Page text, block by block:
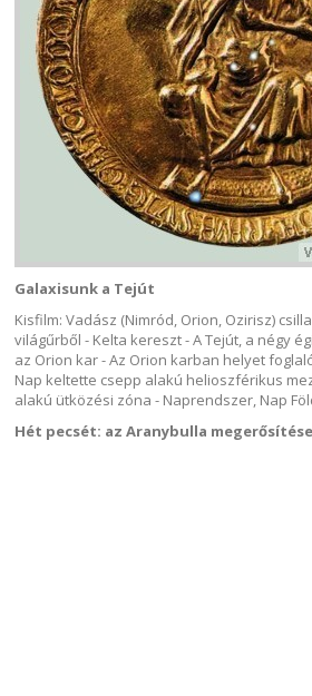
Galaxisunk a Tejút
Kisfilm: Vadász (Nimród, Orion, Ozirisz)
világűrből - Kelta kereszt - A Tejút, a négy
az Orion kar - Az Orion karban helyet
Nap keltette csepp alakú helioszférikus
alakú ütközési zóna - Naprendszer, Nap
Hét pecsét: az Aranybulla